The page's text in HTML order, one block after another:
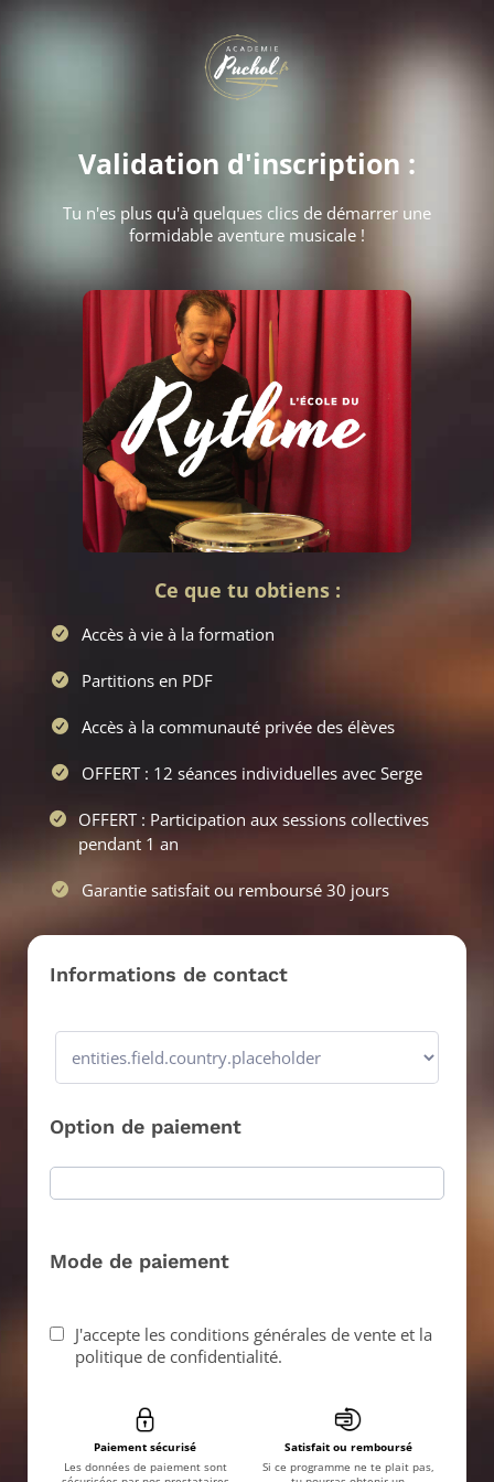
Validation d'inscription :
Tu n'es plus qu'à quelques clics de démarrer une
formidable aventure musicale !
Ce que tu obtiens :
Accès à vie à la formation
Partitions en PDF
Accès à la communauté privée des élèves
OFFERT : 12 séances individuelles avec Serge
OFFERT : Participation aux sessions collectives
pendant 1 an
Garantie satisfait ou remboursé 30 jours
Informations de contact
Option de paiement
Mode de paiement
J'accepte les conditions générales de vente et la
politique de confidentialité.
Paiement sécurisé
Les données de paiement sont
Satisfait ou remboursé
Si ce programme ne te plait pas,